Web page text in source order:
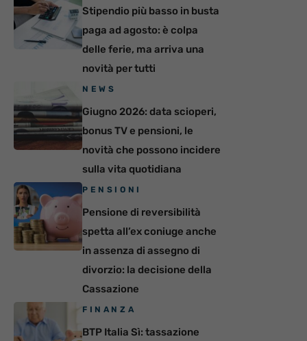
Stipendio più basso in busta
paga ad agosto: è colpa
delle ferie, ma arriva una
novità per tutti
NEWS
Giugno 2026: data scioperi,
bonus TV e pensioni, le
novità che possono incidere
sulla vita quotidiana
PENSIONI
Pensione di reversibilità
spetta all’ex coniuge anche
in assenza di assegno di
divorzio: la decisione della
Cassazione
FINANZA
BTP Italia Sì: tassazione